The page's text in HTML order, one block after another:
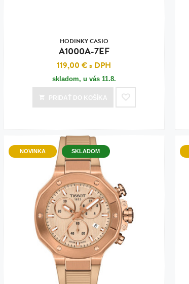
HODINKY CASIO
A1000A-7EF
119,00 €s DPH
skladom, u vás 11.8.
PRIDAŤDO KOŠÍKA
NOVINKA SKLADOM